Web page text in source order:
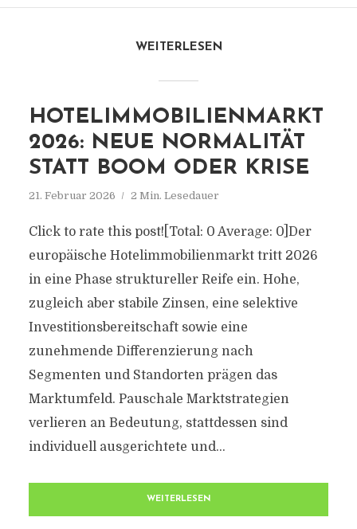
WEITERLESEN
HOTELIMMOBILIENMARKT
2026: NEUE NORMALITÄT
STATT BOOM ODER KRISE
21. Februar 2026 2 Min. Lesedauer
Click to rate this post![Total: 0 Average: 0]Der
europäische Hotelimmobilienmarkt tritt 2026
in eine Phase struktureller Reife ein. Hohe,
zugleich aber stabile Zinsen, eine selektive
Investitionsbereitschaft sowie eine
zunehmende Differenzierung nach
Segmenten und Standorten prägen das
Marktumfeld. Pauschale Marktstrategien
verlieren an Bedeutung, stattdessen sind
individuell ausgerichtete und...
WEITERLESEN